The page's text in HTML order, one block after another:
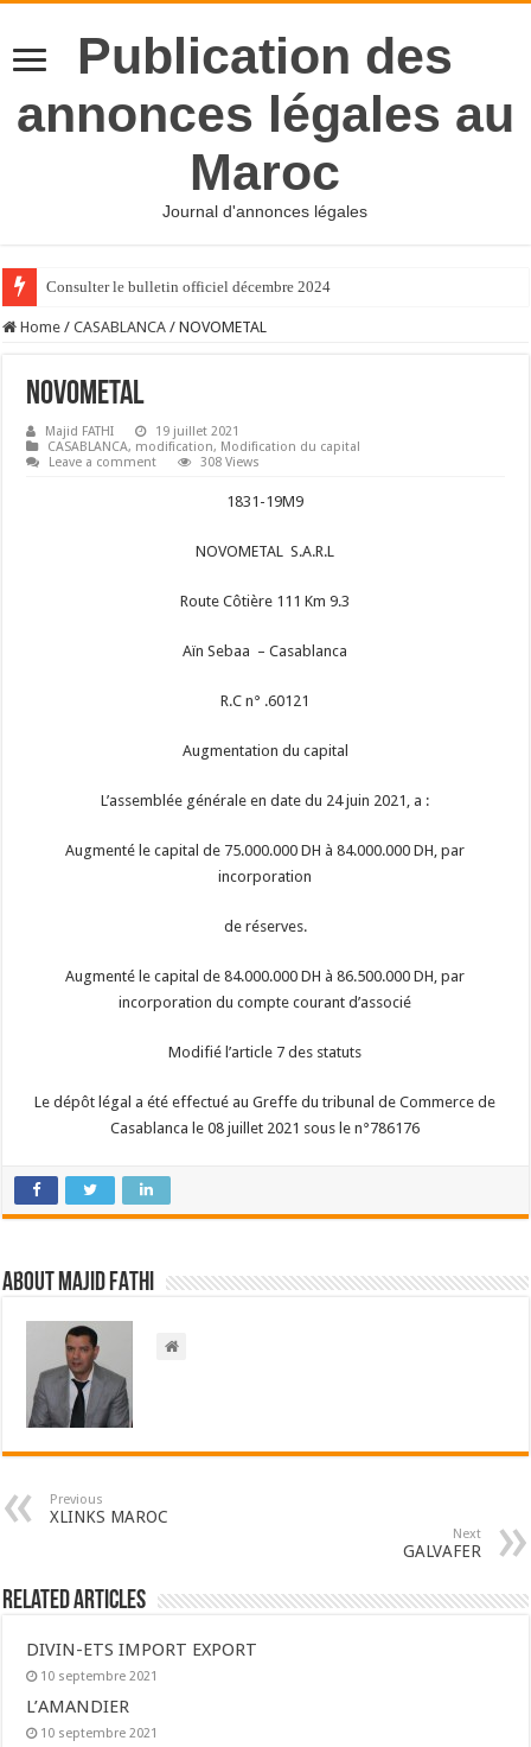
Publication des
annonces légales au
Maroc
Journal d'annonces légales
Consulter le bulletin officiel décembre 2024
Home / CASABLANCA / NOVOMETAL
NOVOMETAL
Majid FATHI
19 juillet 2021
CASABLANCA, modification, Modification du capital
Leave a comment
308 Views
1831-19M9
NOVOMETAL S.A.R.L
Route Côtière 111 Km 9.3
Aïn Sebaa – Casablanca
R.C n° .60121
Augmentation du capital
L’assemblée générale en date du 24 juin 2021, a :
Augmenté le capital de 75.000.000 DH à 84.000.000 DH, par
incorporation
de réserves.
Augmenté le capital de 84.000.000 DH à 86.500.000 DH, par
incorporation du compte courant d’associé
Modifié l’article 7 des statuts
Le dépôt légal a été effectué au Greffe du tribunal de Commerce de
Casablanca le 08 juillet 2021 sous le n°786176
About Majid FATHI
Previous
XLINKS MAROC
Next
GALVAFER
Related Articles
DIVIN-ETS IMPORT EXPORT
10 septembre 2021
L’AMANDIER
10 septembre 2021